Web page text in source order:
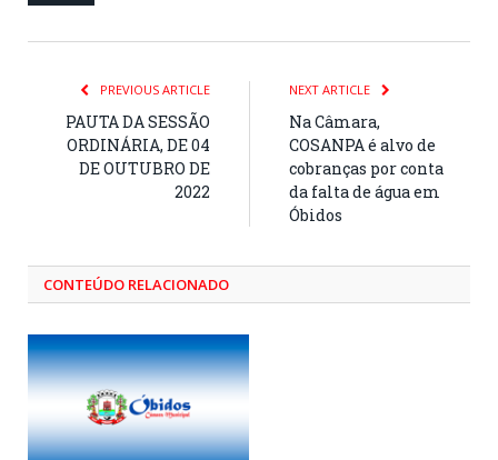
PREVIOUS ARTICLE
PAUTA DA SESSÃO
ORDINÁRIA, DE 04
DE OUTUBRO DE
2022
NEXT ARTICLE
Na Câmara,
COSANPA é alvo de
cobranças por conta
da falta de água em
Óbidos
CONTEÚDO RELACIONADO